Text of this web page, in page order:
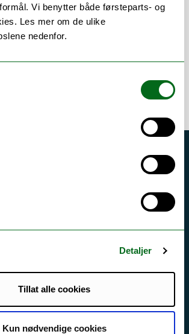
Vi benytter både førsteparts- og
Les mer om de ulike
nedenfor.
Detaljer
Tillat alle cookies
Kun nødvendige cookies
og personvern